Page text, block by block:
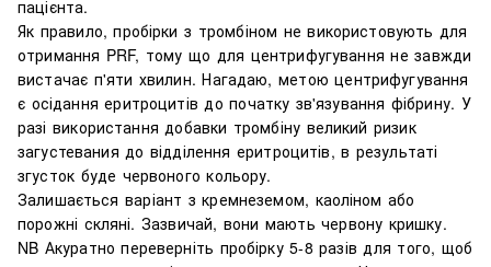
пацієнта.
Як правило, пробірки з тромбіном не використовують для
отримання PRF, тому що для центрифугування не завжди
вистачає п'яти хвилин. Нагадаю, метою центрифугування
є осідання еритроцитів до початку зв'язування фібрину. У
разі використання добавки тромбіну великий ризик
загустевания до відділення еритроцитів, в результаті
згусток буде червоного кольору.
Залишається варіант з кремнеземом, каоліном або
порожні скляні. Зазвичай, вони мають червону кришку.
NB Акуратно переверніть пробірку 5-8 разів для того, щоб